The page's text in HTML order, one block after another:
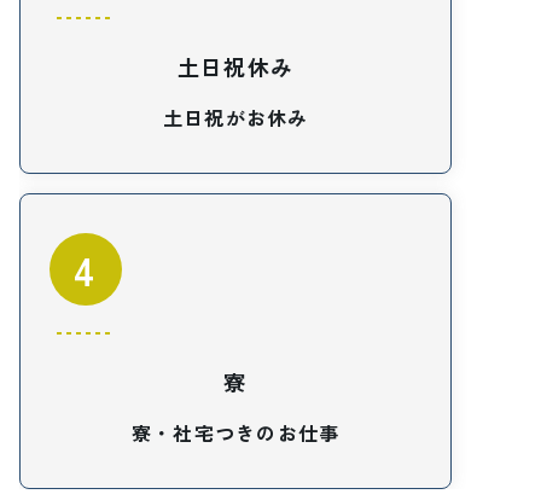
土日祝休み
土日祝がお休み
4
寮
寮・社宅つきのお仕事